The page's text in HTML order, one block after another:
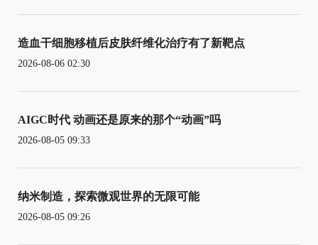
造血干细胞移植后皮肤纤维化治疗有了新靶点
2026-08-06 02:30
AIGC时代 动画还是原来的那个“动画”吗
2026-08-05 09:33
纳米制造，探索微观世界的无限可能
2026-08-05 09:26